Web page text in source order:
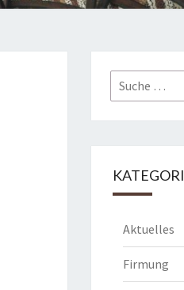
Suche
nach:
Aktuelles
Firmung